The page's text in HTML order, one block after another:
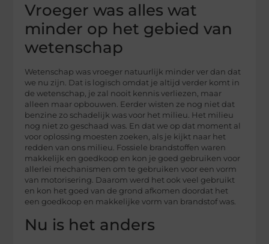
Vroeger was alles wat
minder op het gebied van
wetenschap
Wetenschap was vroeger natuurlijk minder ver dan dat
we nu zijn. Dat is logisch omdat je altijd verder komt in
de wetenschap, je zal nooit kennis verliezen, maar
alleen maar opbouwen. Eerder wisten ze nog niet dat
benzine zo schadelijk was voor het milieu. Het milieu
nog niet zo geschaad was. En dat we op dat moment al
voor oplossing moesten zoeken, als je kijkt naar het
redden van ons milieu. Fossiele brandstoffen waren
makkelijk en goedkoop en kon je goed gebruiken voor
allerlei mechanismen om te gebruiken voor een vorm
van motorisering. Daarom werd het ook veel gebruikt
en kon het goed van de grond afkomen doordat het
een goedkoop en makkelijke vorm van brandstof was.
Nu is het anders